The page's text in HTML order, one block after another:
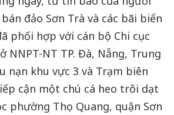
đảo Sơn Trà và các bãi biển
phối hợp với cán bộ Chi cục
NNPT-NT TP. Đà, Nẵng, Trung
nạn khu vực 3 và Trạm biên
cận một chú cá heo trôi dạt
phường Thọ Quang, quận Sơn